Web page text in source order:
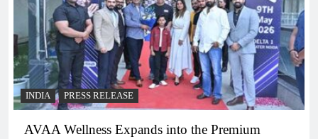
INDIA PRESS RELEASE
AVAA Wellness Expands into the Premium